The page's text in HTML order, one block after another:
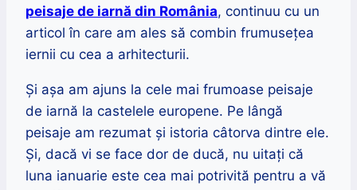
peisaje de iarnă din România, continuu cu un
articol în care am ales să combin frumusețea
iernii cu cea a arhitecturii.
Și așa am ajuns la cele mai frumoase peisaje
de iarnă la castelele europene. Pe lângă
peisaje am rezumat și istoria câtorva dintre ele.
Și, dacă vi se face dor de ducă, nu uitați că
luna ianuarie este cea mai potrivită pentru a vă